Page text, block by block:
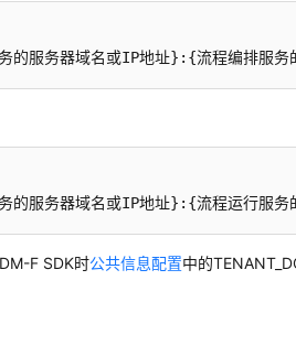
服务器域名或IP地址}:{流程编排服
服务器域名或IP地址}:{流程运行服
F SDK时公共信息配置中的